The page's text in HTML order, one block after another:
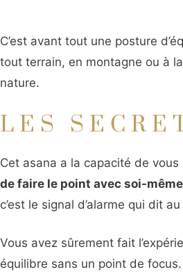
C’est avant tout une posture
tout terrain, en montagne ou à
nature.
LES
Cet asana a la capacité de vous
de faire le point avec soi-même
c’est le signal d’alarme qui dit
Vous avez sûrement fait
équilibre sans un point de